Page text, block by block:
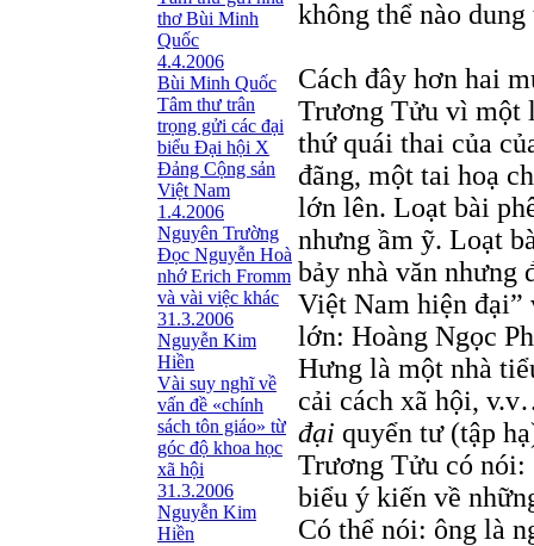
thơ Bùi Minh
Quốc
4.4.2006
Bùi Minh Quốc
Tâm thư trân
trọng gửi các đại
biểu Đại hội X
Đảng Cộng sản
Việt Nam
1.4.2006
Nguyên Trường
Đọc Nguyễn Hoà
nhớ Erich Fromm
và vài việc khác
31.3.2006
Nguyễn Kim
Hiền
Vài suy nghĩ về
vấn đề «chính
sách tôn giáo» từ
góc độ khoa học
xã hội
31.3.2006
Nguyễn Kim
Hiền
không thể nào
Cách đây hơn hai
Trương Tửu vì một
thứ quái thai của
đãng, một tai hoạ
lớn lên. Loạt bài
nhưng ầm ỹ. Loạt
bảy nhà văn nhưng
Việt Nam hiện đại”
lớn: Hoàng Ngọc
Hưng là một nhà
cải cách xã hội,
đại quyển tư (tập
Trương Tửu có nói:
biểu ý kiến về
Có thể nói: ông là